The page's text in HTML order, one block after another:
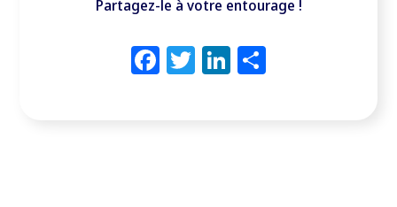
Partagez-le à votre entourage !
Facebook
TwitterLinkedIn